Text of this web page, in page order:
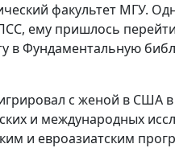
факультет МГУ.
ему пришлось
в Фундаментальную
с женой в США в
и международных
и евроазиатским